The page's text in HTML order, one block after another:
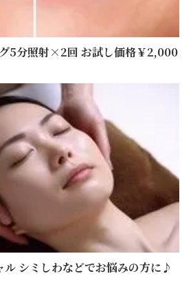
5分照射×2回 お試し価格￥2,000
ル シミしわなどでお悩みの方に♪